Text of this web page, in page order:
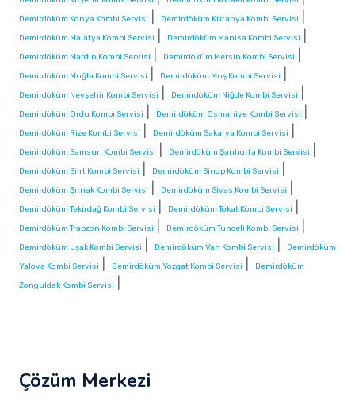
Demirdöküm Konya Kombi Servisi Demirdöküm Kütahya Kombi Servisi
Demirdöküm Malatya Kombi Servisi Demirdöküm Manisa Kombi Servisi
Demirdöküm Mardin Kombi Servisi Demirdöküm Mersin Kombi Servisi
Demirdöküm Muğla Kombi Servisi Demirdöküm Muş Kombi Servisi
Demirdöküm Nevşehir Kombi Servisi Demirdöküm Niğde Kombi Servisi
Demirdöküm Ordu Kombi Servisi Demirdöküm Osmaniye Kombi Servisi
Demirdöküm Rize Kombi Servisi Demirdöküm Sakarya Kombi Servisi
Demirdöküm Samsun Kombi Servisi Demirdöküm Şanlıurfa Kombi Servisi
Demirdöküm Siirt Kombi Servisi Demirdöküm Sinop Kombi Servisi
Demirdöküm Şırnak Kombi Servisi Demirdöküm Sivas Kombi Servisi
Demirdöküm Tekirdağ Kombi Servisi Demirdöküm Tokat Kombi Servisi
Demirdöküm Trabzon Kombi Servisi Demirdöküm Tunceli Kombi Servisi
Demirdöküm Uşak Kombi Servisi Demirdöküm Van Kombi Servisi
Demirdöküm
Yalova Kombi Servisi
Demirdöküm Yozgat Kombi Servisi
Demirdöküm
Zonguldak Kombi Servisi
Çözüm Merkezi